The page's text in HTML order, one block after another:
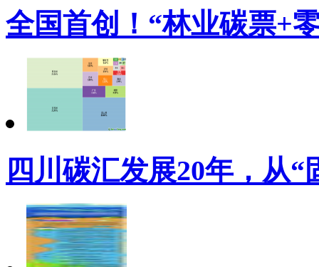
全国首创！“林业碳票+
四川碳汇发展20年，从“